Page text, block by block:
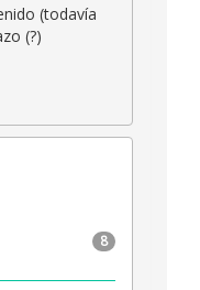
(todavía
(?)
8